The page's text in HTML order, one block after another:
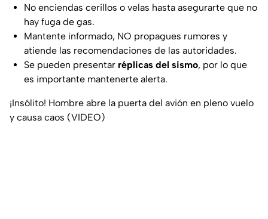
No enciendas cerillos o velas hasta asegurarte que no
hay fuga de gas.
Mantente informado, NO propagues rumores y
atiende las recomendaciones de las autoridades.
Se pueden presentar réplicas del sismo, por lo que
es importante mantenerte alerta.
¡Insólito! Hombre abre la puerta del avión en pleno vuelo
y causa caos (VIDEO)